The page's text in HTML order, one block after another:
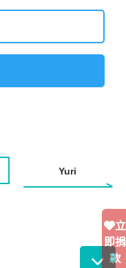
Yuri
立
即捐
款